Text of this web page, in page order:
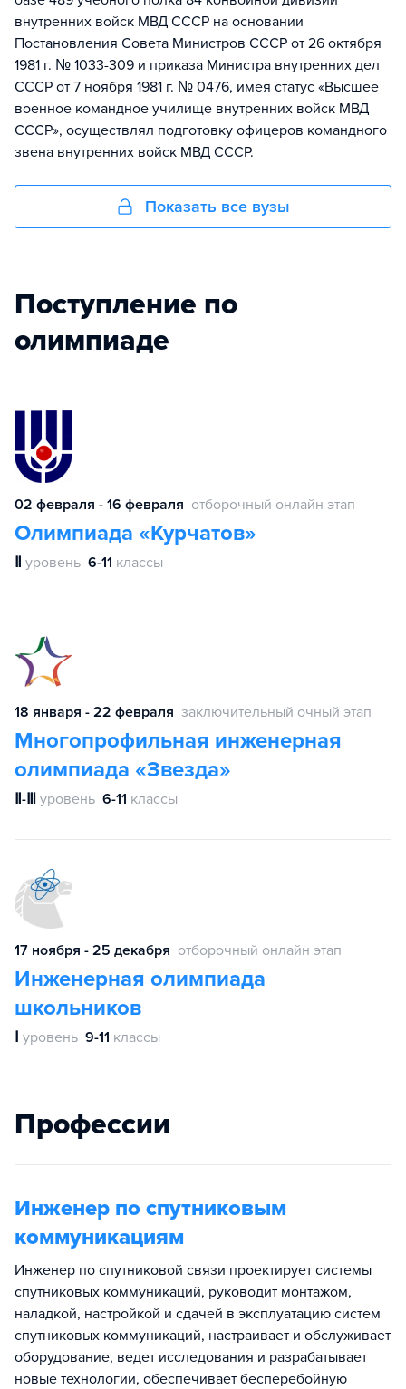
внутренних войск МВД СССР на основании
Постановления Совета Министров СССР от 26 октября
1981 г. № 1033-309 и приказа Министра внутренних дел
СССР от 7 ноября 1981 г. № 0476, имея статус «Высшее
военное командное училище внутренних войск МВД
СССР», осуществлял подготовку офицеров командного
звена внутренних войск МВД СССР.
Показать все вузы
Поступление по
олимпиаде
02 февраля - 16 февраля отборочный онлайн этап
Олимпиада «Курчатов»
Ⅱ уровень 6-11 классы
18 января - 22 февраля заключительный очный этап
Многопрофильная инженерная
олимпиада «Звезда»
Ⅱ-Ⅲ уровень 6-11 классы
17 ноября - 25 декабря отборочный онлайн этап
Инженерная олимпиада
школьников
Ⅰ уровень 9-11 классы
Профессии
Инженер по спутниковым
коммуникациям
Инженер по спутниковой связи проектирует системы
спутниковых коммуникаций, руководит монтажом,
наладкой, настройкой и сдачей в эксплуатацию систем
спутниковых коммуникаций, настраивает и обслуживает
оборудование, ведет исследования и разрабатывает
новые технологии, обеспечивает бесперебойную